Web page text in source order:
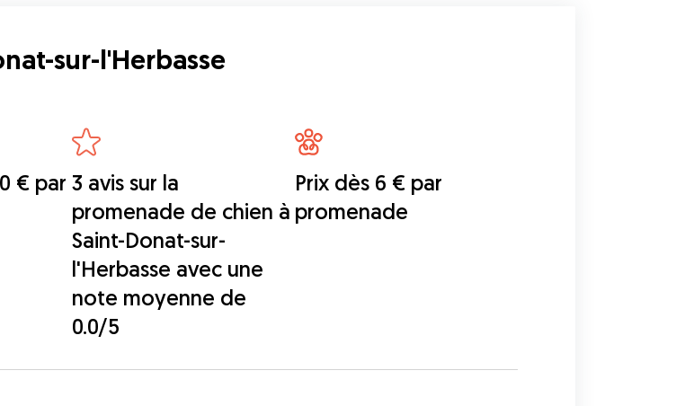
sur-l'Herbasse
€ par 3 avis sur la
promenade de chien à
Saint-Donat-sur-
l'Herbasse avec une
note moyenne de
0.0/5
Prix dès 6 € par
promenade